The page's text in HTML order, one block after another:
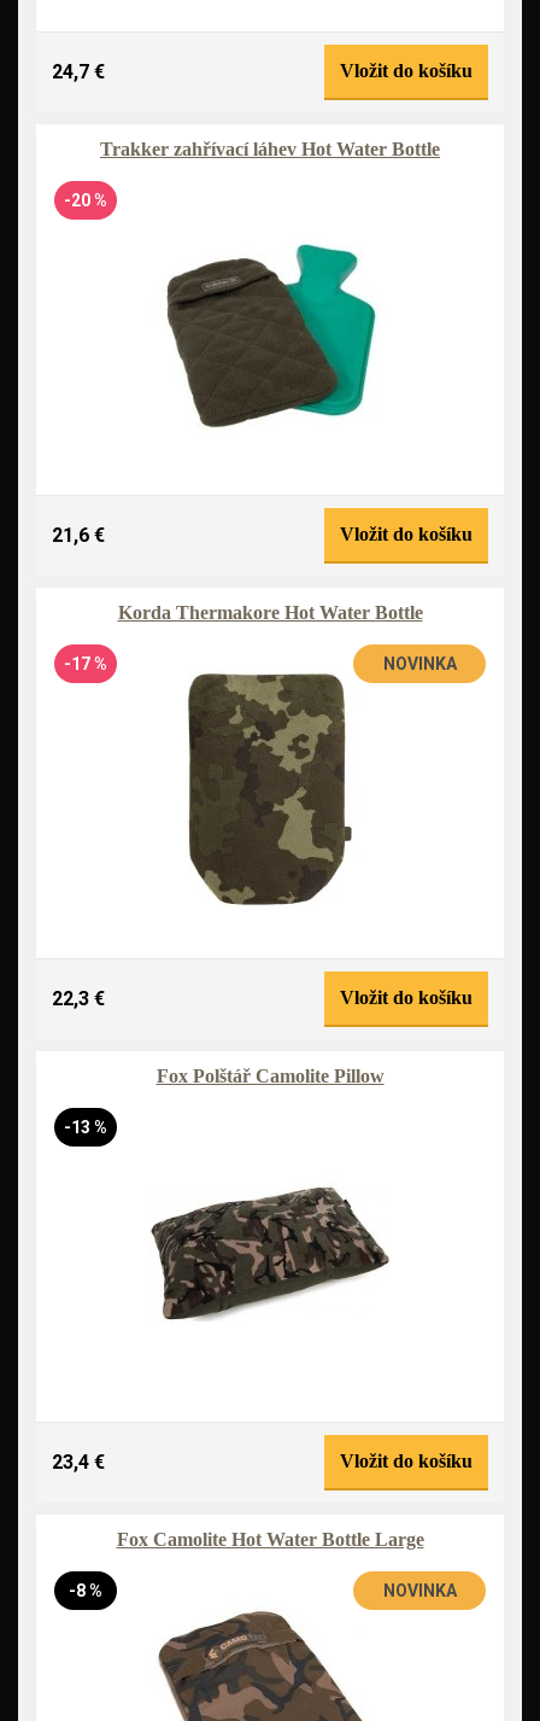
24,7 € Vložit do košíku
Trakker zahřívací láhev Hot Water Bottle
-20 %
21,6 € Vložit do košíku
Korda Thermakore Hot Water Bottle
-17 % NOVINKA
22,3 € Vložit do košíku
Fox Polštář Camolite Pillow
-13 %
23,4 € Vložit do košíku
Fox Camolite Hot Water Bottle Large
-8 % NOVINKA